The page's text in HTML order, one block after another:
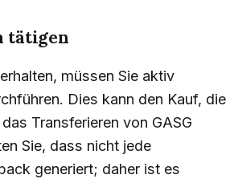
tätigen
müssen Sie aktiv
Dies kann den Kauf, die
Transferieren von GASG
Sie, dass nicht jede
generiert; daher ist es